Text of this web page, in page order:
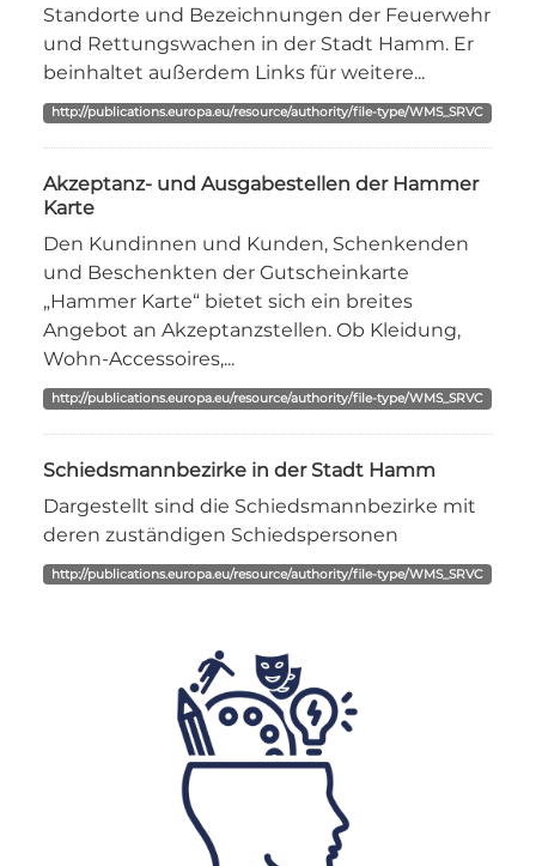
Standorte und Bezeichnungen der Feuerwehr
und Rettungswachen in der Stadt Hamm. Er
beinhaltet außerdem Links für weitere...
http://publications.europa.eu/resource/authority/file-type/WMS_SRVC
Akzeptanz- und Ausgabestellen der Hammer
Karte
Den Kundinnen und Kunden, Schenkenden
und Beschenkten der Gutscheinkarte
„Hammer Karte“ bietet sich ein breites
Angebot an Akzeptanzstellen. Ob Kleidung,
Wohn-Accessoires,...
http://publications.europa.eu/resource/authority/file-type/WMS_SRVC
Schiedsmannbezirke in der Stadt Hamm
Dargestellt sind die Schiedsmannbezirke mit
deren zuständigen Schiedspersonen
http://publications.europa.eu/resource/authority/file-type/WMS_SRVC